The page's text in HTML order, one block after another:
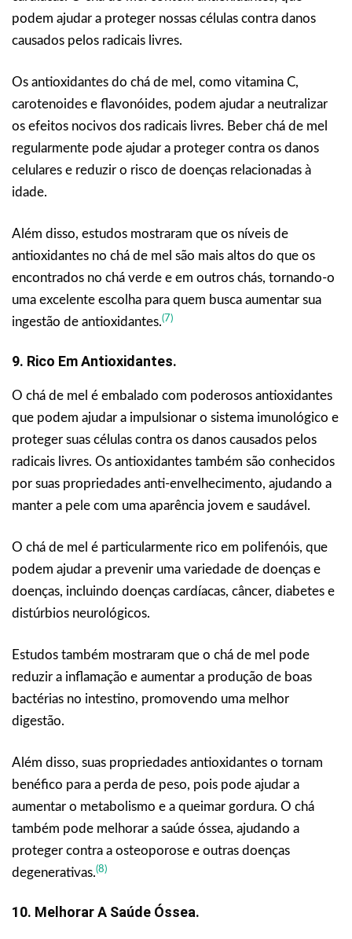
podem ajudar a proteger nossas células contra danos
causados pelos radicais livres.
Os antioxidantes do chá de mel, como vitamina C,
carotenoides e flavonóides, podem ajudar a neutralizar
os efeitos nocivos dos radicais livres. Beber chá de mel
regularmente pode ajudar a proteger contra os danos
celulares e reduzir o risco de doenças relacionadas à
idade.
Além disso, estudos mostraram que os níveis de
antioxidantes no chá de mel são mais altos do que os
encontrados no chá verde e em outros chás, tornando-o
uma excelente escolha para quem busca aumentar sua
ingestão de antioxidantes.(7)
9. Rico Em Antioxidantes.
O chá de mel é embalado com poderosos antioxidantes
que podem ajudar a impulsionar o sistema imunológico e
proteger suas células contra os danos causados pelos
radicais livres. Os antioxidantes também são conhecidos
por suas propriedades anti-envelhecimento, ajudando a
manter a pele com uma aparência jovem e saudável.
O chá de mel é particularmente rico em polifenóis, que
podem ajudar a prevenir uma variedade de doenças e
doenças, incluindo doenças cardíacas, câncer, diabetes e
distúrbios neurológicos.
Estudos também mostraram que o chá de mel pode
reduzir a inflamação e aumentar a produção de boas
bactérias no intestino, promovendo uma melhor
digestão.
Além disso, suas propriedades antioxidantes o tornam
benéfico para a perda de peso, pois pode ajudar a
aumentar o metabolismo e a queimar gordura. O chá
também pode melhorar a saúde óssea, ajudando a
proteger contra a osteoporose e outras doenças
degenerativas.(8)
10. Melhorar A Saúde Óssea.